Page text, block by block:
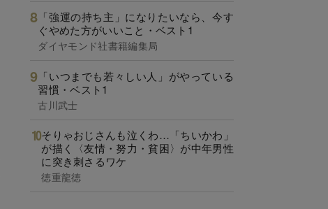
「強運の持ち主」になりたいなら、今す
ぐやめた方がいいこと・ベスト1
ダイヤモンド社書籍編集局
「いつまでも若々しい人」がやっている
習慣・ベスト1
古川武士
そりゃおじさんも泣くわ…「ちいかわ」
が描く〈友情・努力・貧困〉が中年男性
に突き刺さるワケ
徳重龍徳